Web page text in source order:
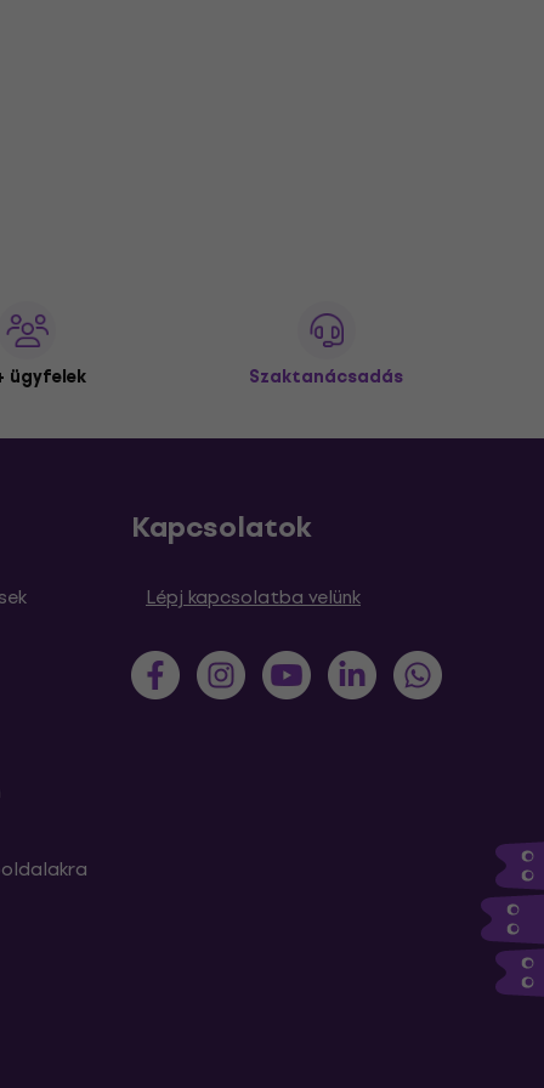
ügyfelek Szaktanácsadás
Kapcsolatok
Lépj kapcsolatba velünk